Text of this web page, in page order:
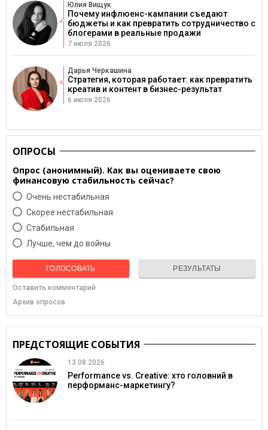
Юлия Вищук
Почему инфлюенс-кампании съедают
бюджеты и как превратить сотрудничество с
блогерами в реальные продажи
7 июля 2026
Дарья Черкашина
Стратегия, которая работает: как превратить
креатив и контент в бизнес-результат
6 июля 2026
ОПРОСЫ
Опрос (анонимный). Как вы оцениваете свою
финансовую стабильность сейчас?
Очень нестабильная
Скорее нестабильная
Cтабильная
Лучше, чем до войны
ГОЛОСОВАТЬ РЕЗУЛЬТАТЫ
Оставить комментарий
Архив опросов
ПРЕДСТОЯЩИЕ СОБЫТИЯ
13.08.2026
Performance vs. Creative: хто головний в
перформанс-маркетингу?